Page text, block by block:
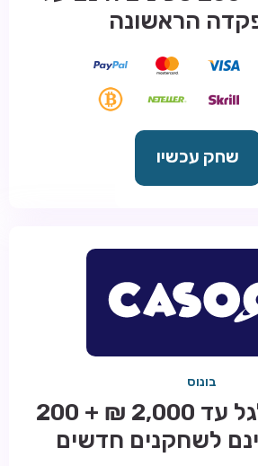
הראשונה
שחק עכשיו
בונוס
בונוס מתגלגל עד 2,000 ₪ + 200
לשחקנים חדשים